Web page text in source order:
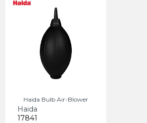
Haida Bulb Air-Blower
Haida
17841